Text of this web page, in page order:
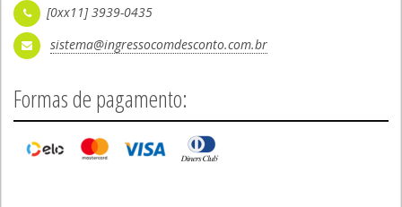
[0xx11] 3939-0435
sistema@ingressocomdesconto.com.br
Formas de pagamento: